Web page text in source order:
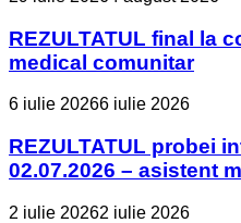
REZULTATUL final la
medical comunitar
6 iulie 20266 iulie 2026
REZULTATUL probei
02.07.2026 – asistent
2 iulie 20262 iulie 2026